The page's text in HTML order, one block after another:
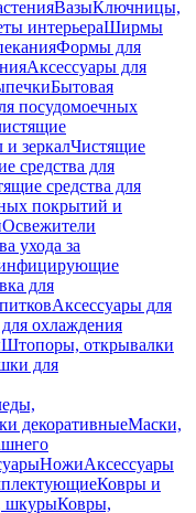
ВазыКлючницы,
интерьераШирмы
Формы для
Аксессуары для
Бытовая
посудомоечных
и зеркалЧистящие
средства для
средства для
покрытий и
Освежители
ухода за
для
Аксессуары для
охлаждения
Штопоры, открывалки
для
декоративныеМаски,
НожиАксессуары
Ковры и
шкурыКовры,